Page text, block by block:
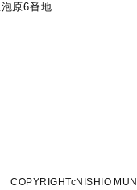
原6番地
COPYRIGHTcNISHIO